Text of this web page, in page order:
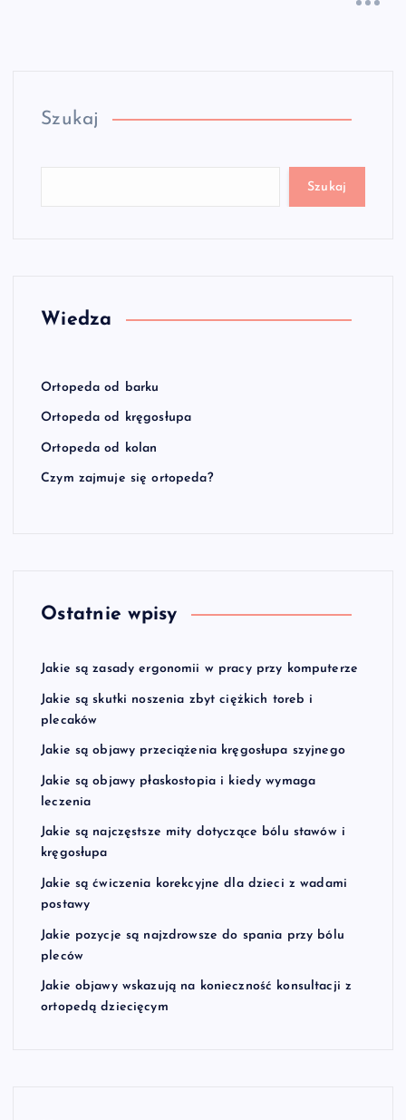
Szukaj
Szukaj
Wiedza
Ortopeda od barku
Ortopeda od kręgosłupa
Ortopeda od kolan
Czym zajmuje się ortopeda?
Ostatnie wpisy
Jakie są zasady ergonomii w pracy przy komputerze
Jakie są skutki noszenia zbyt ciężkich toreb i
plecaków
Jakie są objawy przeciążenia kręgosłupa szyjnego
Jakie są objawy płaskostopia i kiedy wymaga
leczenia
Jakie są najczęstsze mity dotyczące bólu stawów i
kręgosłupa
Jakie są ćwiczenia korekcyjne dla dzieci z wadami
postawy
Jakie pozycje są najzdrowsze do spania przy bólu
pleców
Jakie objawy wskazują na konieczność konsultacji z
ortopedą dziecięcym